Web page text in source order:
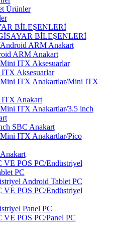
Ürünler
BİLEŞENLERİ
BİLEŞENLERİ
ARM Anakart
ARM Anakart
ITX Aksesuarlar
Aksesuarlar
ITX Anakartlar/Mini ITX
Anakart
ITX Anakartlar/3.5 inch
SBC Anakart
ITX Anakartlar/Pico
VE POS PC/Endüstriyel
PC
Android Tablet PC
VE POS PC/Endüstriyel
Panel PC
VE POS PC/Panel PC